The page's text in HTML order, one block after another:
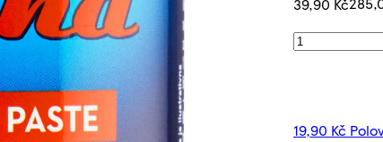
39,90 Kč
19,90 Kč